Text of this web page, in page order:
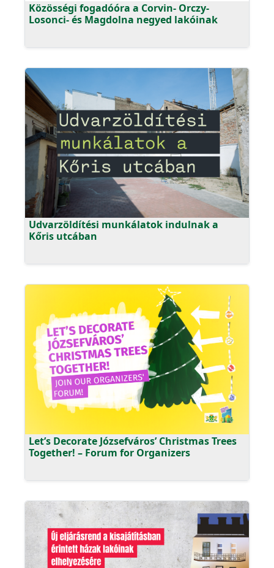
Közösségi fogadóóra a Corvin- Orczy-
Losonci- és Magdolna negyed lakóinak
Udvarzöldítési munkálatok indulnak a
Kőris utcában
Let’s Decorate Józsefváros’ Christmas Trees
Together! – Forum for Organizers